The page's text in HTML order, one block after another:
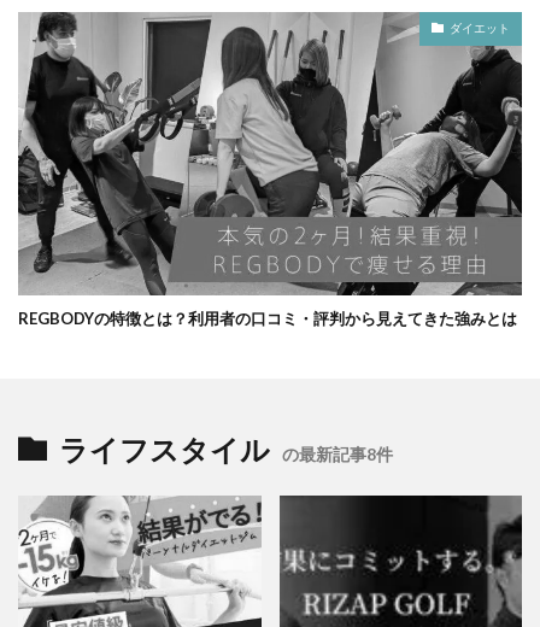
ダイエット
REGBODYの特徴とは？利用者の口コミ・評判から見えてきた強みとは
ライフスタイル の最新記事8件